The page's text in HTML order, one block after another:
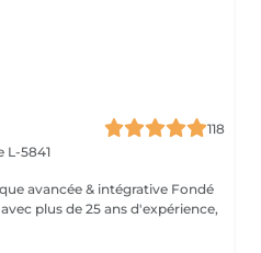
118
L-5841
plus de 25 ans d'expérience,